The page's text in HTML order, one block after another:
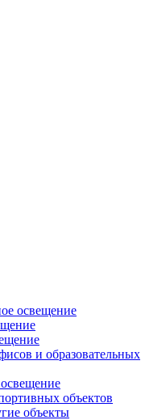
освещение
и образовательных
объектов
объекты